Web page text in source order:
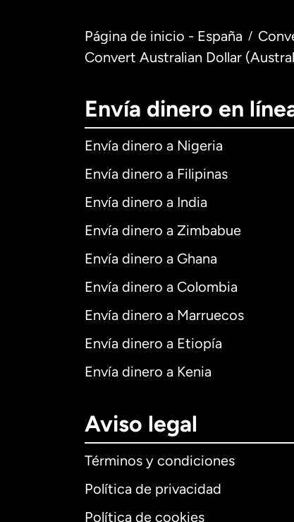
Página de inicio - España /
Convert Australian Dollar
Envía dinero en
Envía dinero a Nigeria
Envía dinero a Filipinas
Envía dinero a India
Envía dinero a Zimbabue
Envía dinero a Ghana
Envía dinero a Colombia
Envía dinero a Marruecos
Envía dinero a Etiopía
Envía dinero a Kenia
Aviso legal
Términos y condiciones
Política de privacidad
Política de cookies